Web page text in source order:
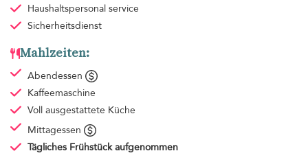
Haushaltspersonal service
Sicherheitsdienst
Mahlzeiten:
Abendessen
Kaffeemaschine
Voll ausgestattete Küche
Mittagessen
Tägliches Frühstück aufgenommen